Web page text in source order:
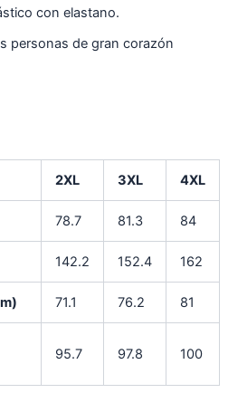
con elastano.
personas de gran corazón
2XL 3XL 4XL
78.7 81.3 84
142.2 152.4 162
71.1 76.2 81
95.7 97.8 100